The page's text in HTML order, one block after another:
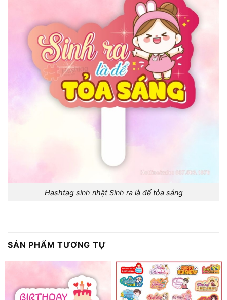
Hashtag sinh nhật Sinh ra là để tỏa sáng
SẢN PHẨM TƯƠNG TỰ